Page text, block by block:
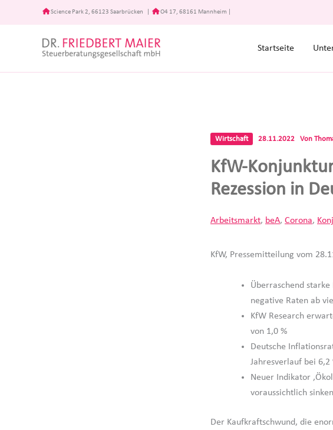
Science Park 2, 66123 Saarbrücken O4 17, 68161 Mannheim
Startseite
Wirtschaft 28.11.2022 Von
KfW-
Rezession in
Arbeitsmarkt, beA, Corona,
KfW, Pressemitteilung vom
Überraschend
negative Raten ab
KfW Research
von 1,0 %
Deutsche
Jahresverlauf bei 6,2
Neuer Indikator
voraussichtlich
Der Kaufkraftschwund, die